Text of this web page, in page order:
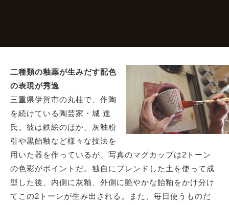
二種類の釉薬が生みだす配色
の表現が秀逸
三重県伊賀市の丸柱で、作陶
を続けている陶芸家・城 進
氏。彼は鉄絵のほか、灰釉粉
引や黒飴釉など様々な技法を
用いた器を作っているが、写真のマグカップは2トーン
の色彩がポイントだ。独自にブレンドした土を使って成
型した後、内側に灰釉、外側に艶やかな飴釉をかけ分け
てこの2トーンが生み出される。また、毎日使うものだ